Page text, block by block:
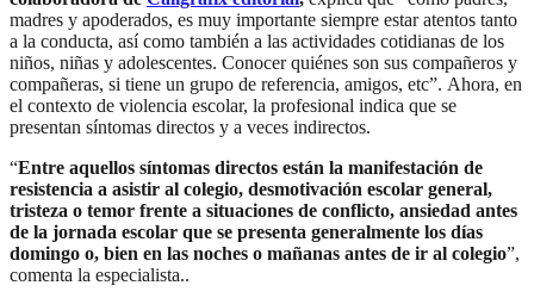
madres y apoderados, es muy importante siempre estar atentos tanto
a la conducta, así como también a las actividades cotidianas de los
niños, niñas y adolescentes. Conocer quiénes son sus compañeros y
compañeras, si tiene un grupo de referencia, amigos, etc”. Ahora, en
el contexto de violencia escolar, la profesional indica que se
presentan síntomas directos y a veces indirectos.
“Entre aquellos síntomas directos están la manifestación de
resistencia a asistir al colegio, desmotivación escolar general,
tristeza o temor frente a situaciones de conflicto, ansiedad antes
de la jornada escolar que se presenta generalmente los días
domingo o, bien en las noches o mañanas antes de ir al colegio”,
comenta la especialista..